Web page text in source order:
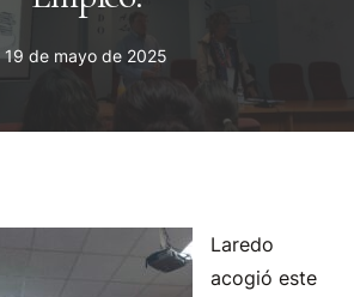
19 de mayo de 2025
Laredo
acogió este